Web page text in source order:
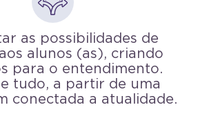
as possibilidades de
alunos (as), criando
para o entendimento.
tudo, a partir de uma
conectada a atualidade.